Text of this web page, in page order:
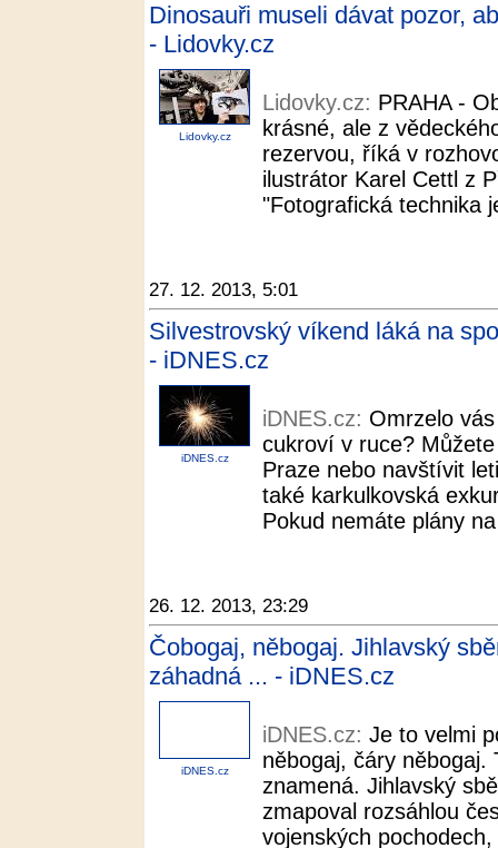
Dinosauři museli dávat pozor,
- Lidovky.cz
Lidovky.cz
Lidovky.cz: PRAHA -
krásné, ale z
rezervou, říká v
ilustrátor Karel Cettl z
"Fotografická technika
27. 12. 2013, 5:01
Silvestrovský víkend láká na
- iDNES.cz
iDNES.cz
iDNES.cz: Omrzelo
cukroví v ruce?
Praze nebo navštívit
také karkulkovská
Pokud nemáte plány
26. 12. 2013, 23:29
Čobogaj, něbogaj. Jihlavský
záhadná ... - iDNES.cz
iDNES.cz
iDNES.cz: Je to velmi
něbogaj, čáry
znamená. Jihlavský
zmapoval rozsáhlou
vojenských